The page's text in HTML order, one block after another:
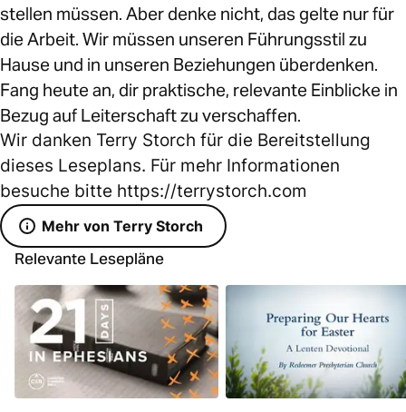
stellen müssen. Aber denke nicht, das gelte nur für
die Arbeit. Wir müssen unseren Führungsstil zu
Hause und in unseren Beziehungen überdenken.
Fang heute an, dir praktische, relevante Einblicke in
Bezug auf Leiterschaft zu verschaffen.
Wir danken Terry Storch für die Bereitstellung
dieses Leseplans. Für mehr Informationen
besuche bitte https://terrystorch.com
Mehr von Terry Storch
Relevante Lesepläne